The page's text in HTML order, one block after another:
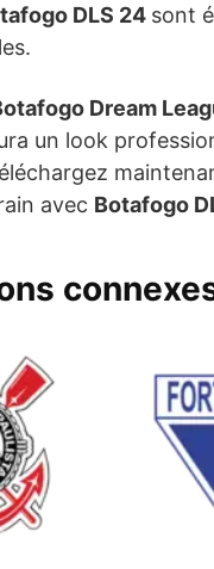
DLS 24 sont
Dream
un look
avec Botafogo